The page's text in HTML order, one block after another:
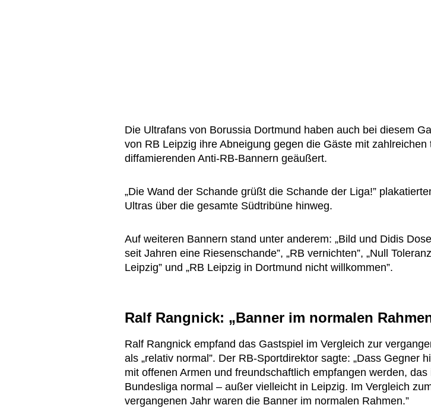
Die Ultrafans von Borussia Dortmund haben auch bei diesem
von RB Leipzig ihre Abneigung gegen die Gäste mit zahlreichen
diffamierenden Anti-RB-Bannern geäußert.
„Die Wand der Schande grüßt die Schande der Liga!”
Ultras über die gesamte Südtribüne hinweg.
Auf weiteren Bannern stand unter anderem: „Bild und Didis
seit Jahren eine Riesenschande”, „RB vernichten”, „Null
Leipzig” und „RB Leipzig in Dortmund nicht willkommen”.
Ralf Rangnick: „Banner im normalen
Ralf Rangnick empfand das Gastspiel im Vergleich zur
als „relativ normal”. Der RB-Sportdirektor sagte: „Dass Gegner
mit offenen Armen und freundschaftlich empfangen werden, das
Bundesliga normal – außer vielleicht in Leipzig. Im Vergleich
vergangenen Jahr waren die Banner im normalen Rahmen.”